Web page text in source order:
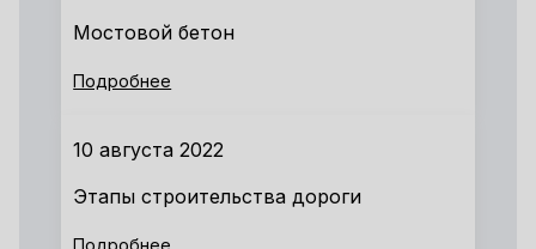
Мостовой бетон
Подробнее
10 августа 2022
Этапы строительства дороги